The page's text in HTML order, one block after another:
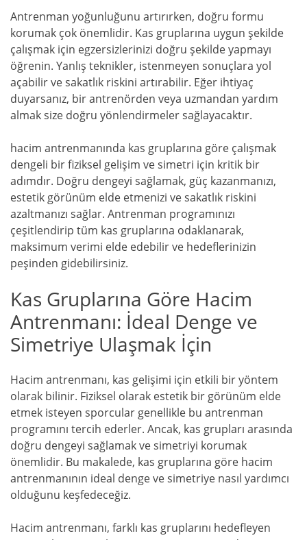
Antrenman yoğunluğunu artırırken, doğru formu
korumak çok önemlidir. Kas gruplarına uygun şekilde
çalışmak için egzersizlerinizi doğru şekilde yapmayı
öğrenin. Yanlış teknikler, istenmeyen sonuçlara yol
açabilir ve sakatlık riskini artırabilir. Eğer ihtiyaç
duyarsanız, bir antrenörden veya uzmandan yardım
almak size doğru yönlendirmeler sağlayacaktır.
hacim antrenmanında kas gruplarına göre çalışmak
dengeli bir fiziksel gelişim ve simetri için kritik bir
adımdır. Doğru dengeyi sağlamak, güç kazanmanızı,
estetik görünüm elde etmenizi ve sakatlık riskini
azaltmanızı sağlar. Antrenman programınızı
çeşitlendirip tüm kas gruplarına odaklanarak,
maksimum verimi elde edebilir ve hedeflerinizin
peşinden gidebilirsiniz.
Kas Gruplarına Göre Hacim
Antrenmanı: İdeal Denge ve
Simetriye Ulaşmak İçin
Hacim antrenmanı, kas gelişimi için etkili bir yöntem
olarak bilinir. Fiziksel olarak estetik bir görünüm elde
etmek isteyen sporcular genellikle bu antrenman
programını tercih ederler. Ancak, kas grupları arasında
doğru dengeyi sağlamak ve simetriyi korumak
önemlidir. Bu makalede, kas gruplarına göre hacim
antrenmanının ideal denge ve simetriye nasıl yardımcı
olduğunu keşfedeceğiz.
Hacim antrenmanı, farklı kas gruplarını hedefleyen